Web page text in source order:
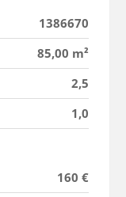
1386670
85,00 m²
2,5
1,0
160 €